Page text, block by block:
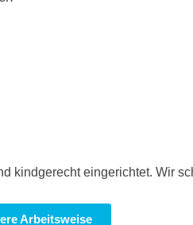
kindgerecht eingerichtet. Wir
Arbeitsweise